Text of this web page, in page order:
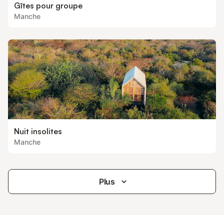
Gîtes pour groupe
Manche
Nuit insolites
Manche
Plus